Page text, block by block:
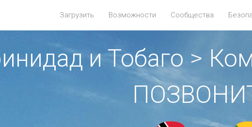
Загрузить Возможности Сообщества
и Тобаго >